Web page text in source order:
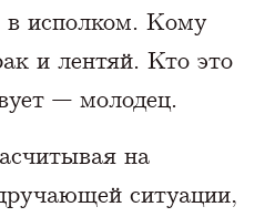
в исполком. Кому
и лентяй. Кто это
— молодец.
на
ситуации,